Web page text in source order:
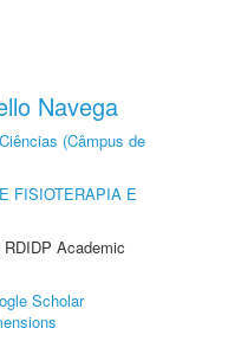
Navega
(Câmpus de
FISIOTERAPIA E
Academic
Scholar